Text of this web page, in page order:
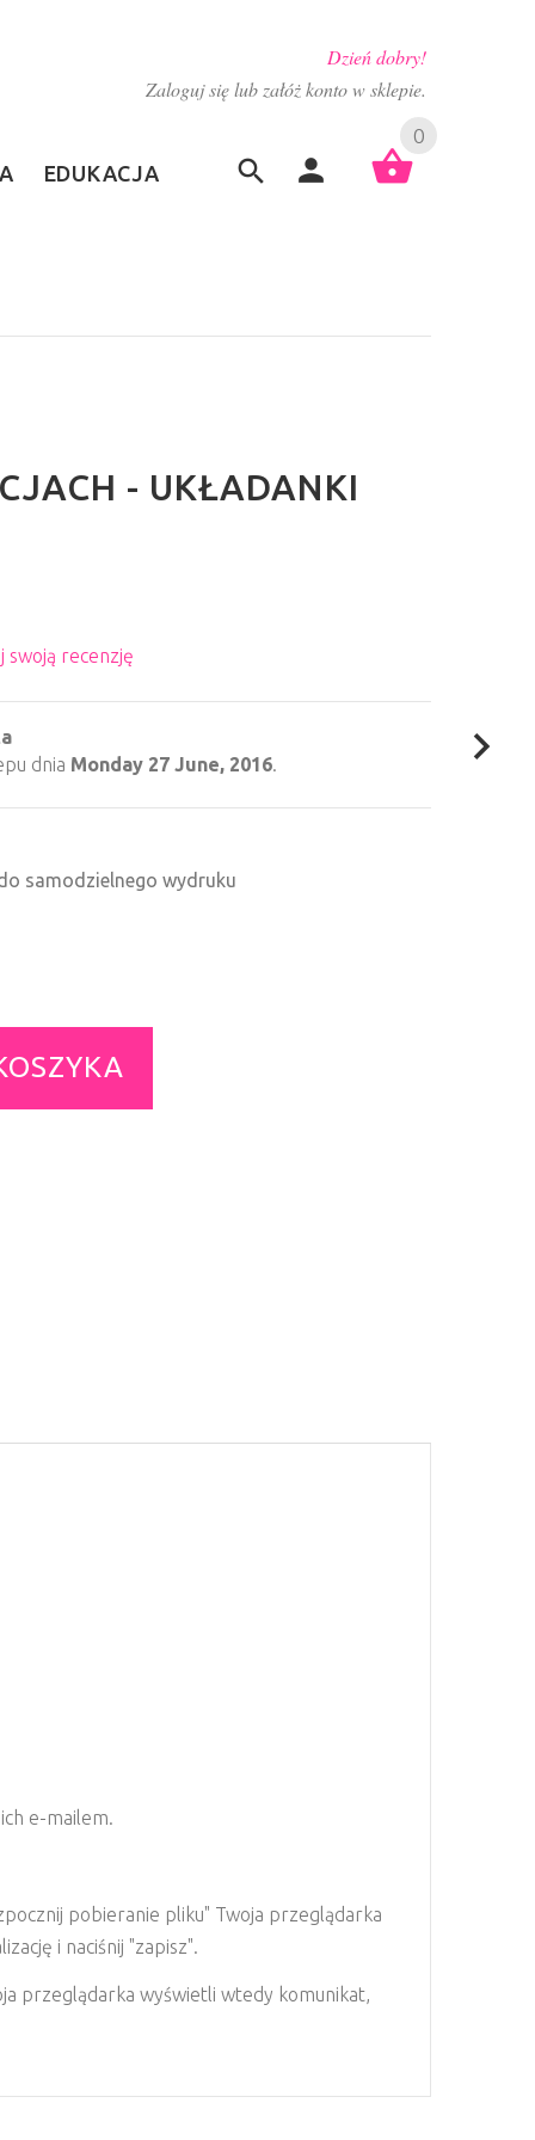
Dzień dobry!
Zaloguj się lub załóż konto w sklepie.
EDUKACJA
0
- UKŁADANKI
swoją recenzję
dnia Monday 27 June, 2016
samodzielnego wydruku
e-mailem.
pobieranie pliku" Twoja przeglądarka
i naciśnij "zapisz".
przeglądarka wyświetli wtedy komunikat,